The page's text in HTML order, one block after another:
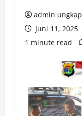
admin ungkap
Juni 11, 2025
1 minute read